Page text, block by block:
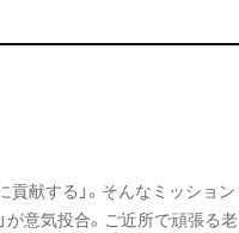
献する」。そんなミッション
が意気投合。ご近所で頑張る老